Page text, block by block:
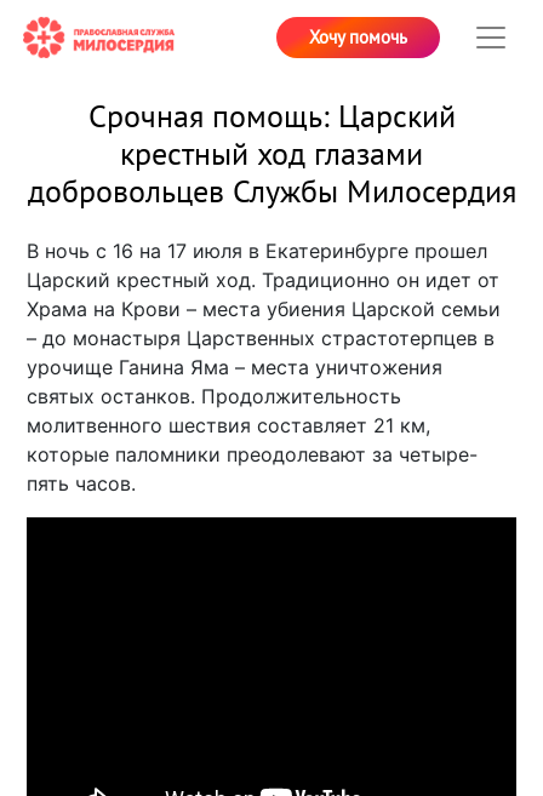
Хочу помочь
Срочная помощь: Царский
крестный ход глазами
добровольцев Службы Милосердия
В ночь с 16 на 17 июля в Екатеринбурге прошел
Царский крестный ход. Традиционно он идет от
Храма на Крови – места убиения Царской семьи
– до монастыря Царственных страстотерпцев в
урочище Ганина Яма – места уничтожения
святых останков. Продолжительность
молитвенного шествия составляет 21 км,
которые паломники преодолевают за четыре-
пять часов.